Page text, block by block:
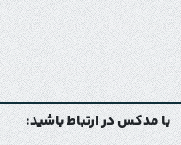
با مدکس در ارتباط باشید: